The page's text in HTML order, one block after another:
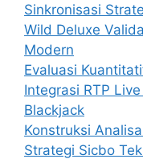
Sinkronisasi
Wild Deluxe
Modern
Evaluasi
Integrasi RTP
Blackjack
Konstruksi
Strategi Sicbo